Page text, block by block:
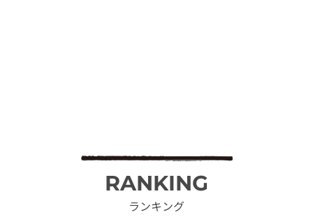
RANKING
ランキング